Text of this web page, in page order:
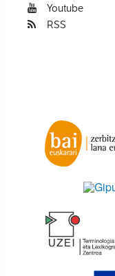
Youtube
RSS